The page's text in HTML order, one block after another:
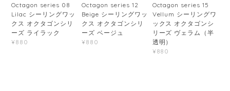
Octagon series 08
Lilac シーリングワッ
クス オクタゴンシリ
ーズ ライラック
¥880
Octagon series 12
Beige シーリングワッ
クス オクタゴンシリ
ーズ ベージュ
¥880
Octagon series 15
Vellum シーリングワ
ックス オクタゴンシ
リーズ ヴェラム（半
透明）
¥880